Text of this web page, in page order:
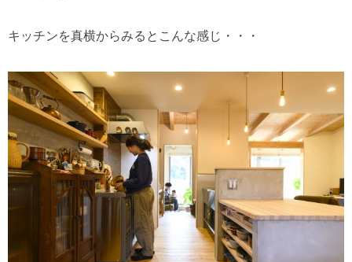
キッチンを真横からみるとこんな感じ・・・